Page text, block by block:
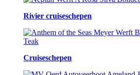
Rivier cruiseschepen
Cruiseschepen